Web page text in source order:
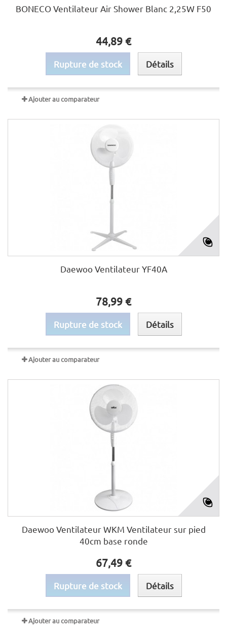
BONECO Ventilateur Air Shower Blanc 2,25W F50
44,89 €
Rupture de stock Détails
Ajouter au comparateur
Daewoo Ventilateur YF40A
78,99 €
Rupture de stock Détails
Ajouter au comparateur
Daewoo Ventilateur WKM Ventilateur sur pied
40cm base ronde
67,49 €
Rupture de stock Détails
Ajouter au comparateur